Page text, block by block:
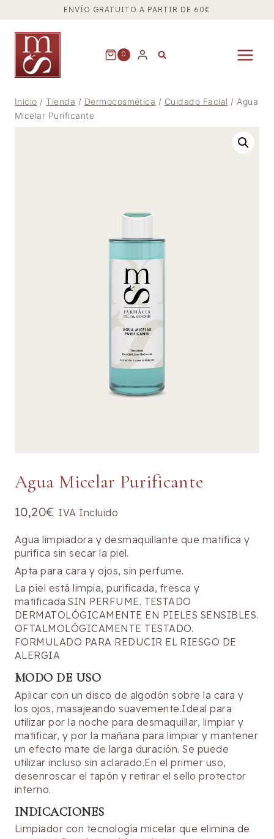
contenido
ENVÍO GRATUITO A PARTIR DE 60€
0
Inicio / Tienda / Dermocosmética / Cuidado Facial / Agua
Micelar Purificante
Agua Micelar Purificante
10,20€ IVA Incluido
Agua limpiadora y desmaquillante que matifica y
purifica sin secar la piel.
Apta para cara y ojos, sin perfume.
La piel está limpia, purificada, fresca y
matificada.SIN PERFUME. TESTADO
DERMATOLÓGICAMENTE EN PIELES SENSIBLES.
OFTALMOLÓGICAMENTE TESTADO.
FORMULADO PARA REDUCIR EL RIESGO DE
ALERGIA
MODO DE USO
Aplicar con un disco de algodón sobre la cara y
los ojos, masajeando suavemente.Ideal para
utilizar por la noche para desmaquillar, limpiar y
matificar, y por la mañana para limpiar y mantener
un efecto mate de larga duración. Se puede
utilizar incluso sin aclarado.En el primer uso,
desenroscar el tapón y retirar el sello protector
interno.
INDICACIONES
Limpiador con tecnología micelar que elimina de